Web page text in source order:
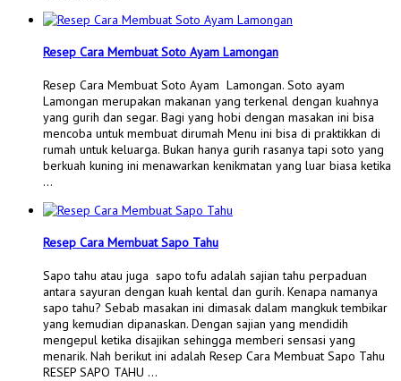
Resep Cara Membuat Soto Ayam Lamongan
Resep Cara Membuat Soto Ayam Lamongan. Soto ayam
Lamongan merupakan makanan yang terkenal dengan kuahnya
yang gurih dan segar. Bagi yang hobi dengan masakan ini bisa
mencoba untuk membuat dirumah Menu ini bisa di praktikkan di
rumah untuk keluarga. Bukan hanya gurih rasanya tapi soto yang
berkuah kuning ini menawarkan kenikmatan yang luar biasa ketika
…
Resep Cara Membuat Sapo Tahu
Sapo tahu atau juga sapo tofu adalah sajian tahu perpaduan
antara sayuran dengan kuah kental dan gurih. Kenapa namanya
sapo tahu? Sebab masakan ini dimasak dalam mangkuk tembikar
yang kemudian dipanaskan. Dengan sajian yang mendidih
mengepul ketika disajikan sehingga memberi sensasi yang
menarik. Nah berikut ini adalah Resep Cara Membuat Sapo Tahu
RESEP SAPO TAHU …